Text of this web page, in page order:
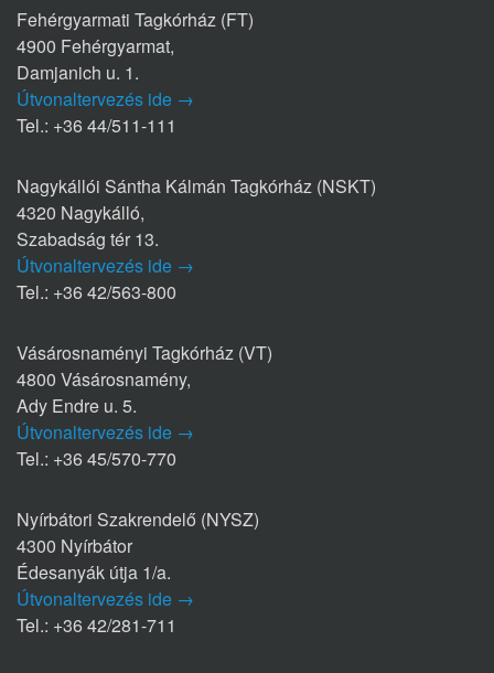
Fehérgyarmati Tagkórház (FT)
4900 Fehérgyarmat,
Damjanich u. 1.
Útvonaltervezés ide →
Tel.: +36 44/511-111
Nagykállói Sántha Kálmán Tagkórház (NSKT)
4320 Nagykálló,
Szabadság tér 13.
Útvonaltervezés ide →
Tel.: +36 42/563-800
Vásárosnaményi Tagkórház (VT)
4800 Vásárosnamény,
Ady Endre u. 5.
Útvonaltervezés ide →
Tel.: +36 45/570-770
Nyírbátori Szakrendelő (NYSZ)
4300 Nyírbátor
Édesanyák útja 1/a.
Útvonaltervezés ide →
Tel.: +36 42/281-711